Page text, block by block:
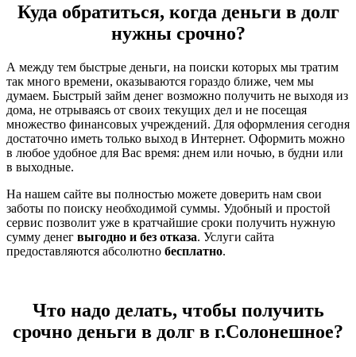
Куда обратиться, когда деньги в долг
нужны срочно?
А между тем быстрые деньги, на поиски которых мы тратим
так много времени, оказываются гораздо ближе, чем мы
думаем. Быстрый займ денег возможно получить не выходя из
дома, не отрываясь от своих текущих дел и не посещая
множество финансовых учреждений. Для оформления сегодня
достаточно иметь только выход в Интернет. Оформить можно
в любое удобное для Вас время: днем или ночью, в будни или
в выходные.
На нашем сайте вы полностью можете доверить нам свои
заботы по поиску необходимой суммы. Удобный и простой
сервис позволит уже в кратчайшие сроки получить нужную
сумму денег выгодно и без отказа. Услуги сайта
предоставляются абсолютно бесплатно.
Что надо делать, чтобы получить
срочно деньги в долг в г.Солонешное?